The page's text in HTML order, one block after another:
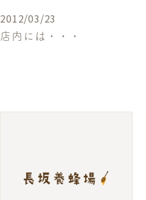
2012/03/23
店内には・・・